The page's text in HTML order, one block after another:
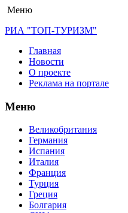
Меню
РИА "ТОП-ТУРИЗМ"
Главная
Новости
О проекте
Реклама на портале
Меню
Великобритания
Германия
Испания
Италия
Франция
Турция
Греция
Болгария